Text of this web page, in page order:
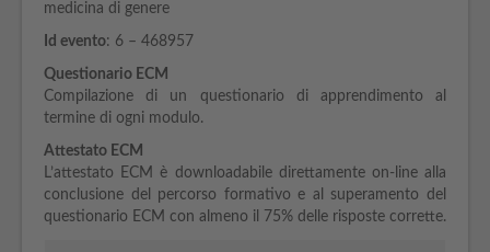
medicina di genere
Id evento: 6 – 468957
Questionario ECM
Compilazione di un questionario di apprendimento al
termine di ogni modulo.
Attestato ECM
L’attestato ECM è downloadabile direttamente on-line alla
conclusione del percorso formativo e al superamento del
questionario ECM con almeno il 75% delle risposte corrette.